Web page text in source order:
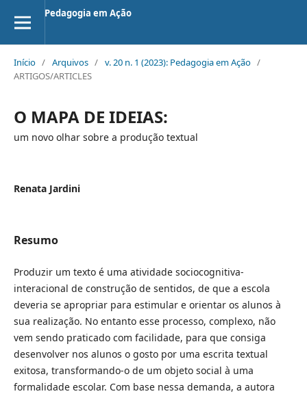
Pedagogia em Ação
Início / Arquivos / v. 20 n. 1 (2023): Pedagogia em Ação /
ARTIGOS/ARTICLES
O MAPA DE IDEIAS:
um novo olhar sobre a produção textual
Renata Jardini
Resumo
Produzir um texto é uma atividade sociocognitiva-
interacional de construção de sentidos, de que a escola
deveria se apropriar para estimular e orientar os alunos à
sua realização. No entanto esse processo, complexo, não
vem sendo praticado com facilidade, para que consiga
desenvolver nos alunos o gosto por uma escrita textual
exitosa, transformando-o de um objeto social à uma
formalidade escolar. Com base nessa demanda, a autora